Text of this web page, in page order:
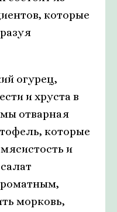
которые
огурец,
и хруста в
отварная
которые
и
морковь,